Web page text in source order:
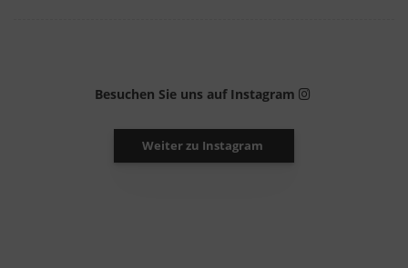
Besuchen Sie uns auf Instagram
Weiter zu Instagram